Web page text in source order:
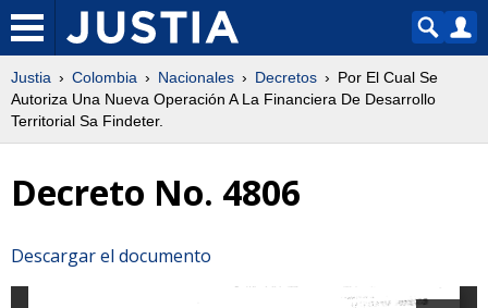
Justia Colombia Nacionales Decretos
Por El Cual Se
Autoriza Una Nueva Operación A La Financiera De Desarrollo
Territorial Sa Findeter.
Decreto No. 4806
Descargar el documento